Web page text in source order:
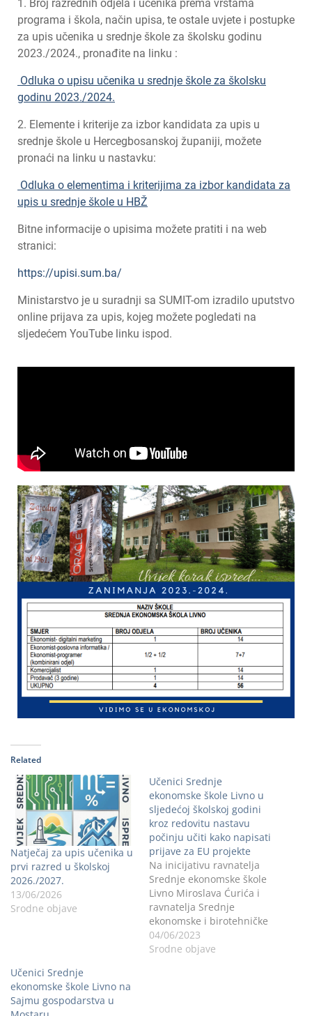
1. Broj razrednih odjela i učenika prema vrstama
programa i škola, način upisa, te ostale uvjete i postupke
za upis učenika u srednje škole za školsku godinu
2023./2024., pronađite na linku :
Odluka o upisu učenika u srednje škole za školsku
godinu 2023./2024.
2. Elemente i kriterije za izbor kandidata za upis u
srednje škole u Hercegbosanskoj županiji, možete
pronaći na linku u nastavku:
Odluka o elementima i kriterijima za izbor kandidata za
upis u srednje škole u HBŽ
Bitne informacije o upisima možete pratiti i na web
stranici:
https://upisi.sum.ba/
Ministarstvo je u suradnji sa SUMIT-om izradilo uputstvo
online prijava za upis, kojeg možete pogledati na
sljedećem YouTube linku ispod.
Related
Natječaj za upis učenika u
prvi razred u školskoj
2026./2027.
13/06/2026
Srodne objave
Učenici Srednje
ekonomske škole Livno u
sljedećoj školskoj godini
kroz redovitu nastavu
počinju učiti kako napisati
prijave za EU projekte
Na inicijativu ravnatelja
Srednje ekonomske škole
Livno Miroslava Ćurića i
ravnatelja Srednje
ekonomske i birotehničke
škole Bjelovar Vladimira
Štefaneca, a uz svesrdnu
04/06/2023
Srodne objave
Učenici Srednje
ekonomske škole Livno na
Sajmu gospodarstva u